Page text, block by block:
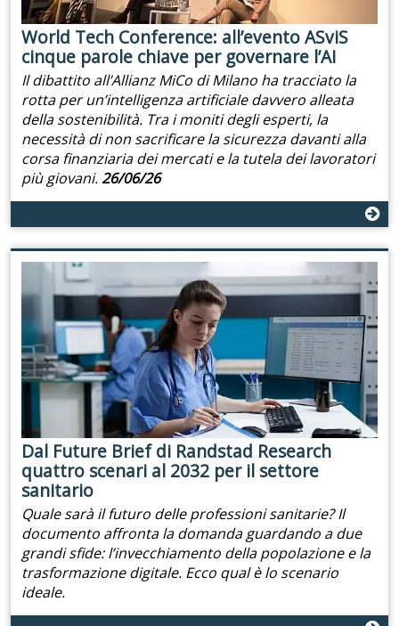
World Tech Conference: all’evento ASviS
cinque parole chiave per governare l’AI
Il dibattito all’Allianz MiCo di Milano ha tracciato la
rotta per un’intelligenza artificiale davvero alleata
della sostenibilità. Tra i moniti degli esperti, la
necessità di non sacrificare la sicurezza davanti alla
corsa finanziaria dei mercati e la tutela dei lavoratori
più giovani.26/06/26
Dal Future Brief di Randstad Research
quattro scenari al 2032 per il settore
sanitario
Quale sarà il futuro delle professioni sanitarie? Il
documento affronta la domanda guardando a due
grandi sfide: l’invecchiamento della popolazione e la
trasformazione digitale. Ecco qual è lo scenario
ideale.